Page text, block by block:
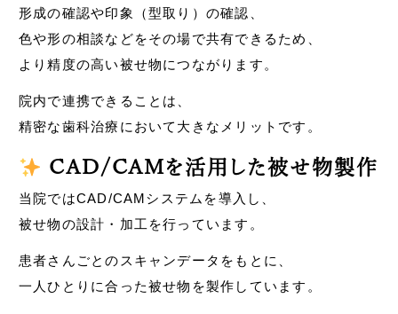
形成の確認や印象（型取り）の確認、
色や形の相談などをその場で共有できるため、
より精度の高い被せ物につながります。
院内で連携できることは、
精密な歯科治療において大きなメリットです。
CAD/CAMを活用した被せ物製作
当院ではCAD/CAMシステムを導入し、
被せ物の設計・加工を行っています。
患者さんごとのスキャンデータをもとに、
一人ひとりに合った被せ物を製作しています。